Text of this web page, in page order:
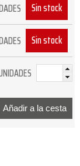
Sin stock
Sin stock
Añadir a la cesta